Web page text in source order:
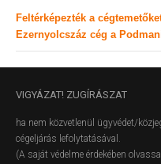
Feltérképezték a
Ezernyolcszáz cég a
VIGYÁZAT! ZUGÍRÁSZAT
ha nem közvetlenül ügyvédet/
cégeljárás lefolytatásával.
(A saját védelme érdekében